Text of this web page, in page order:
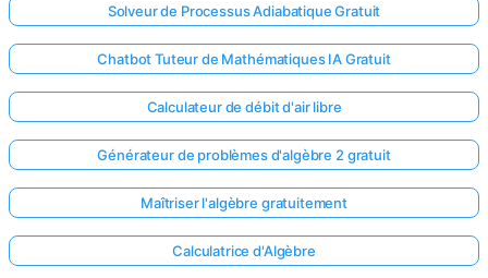
Solveur de Processus Adiabatique Gratuit
Chatbot Tuteur de Mathématiques IA Gratuit
Calculateur de débit d'air libre
Générateur de problèmes d'algèbre 2 gratuit
Maîtriser l'algèbre gratuitement
Calculatrice d'Algèbre